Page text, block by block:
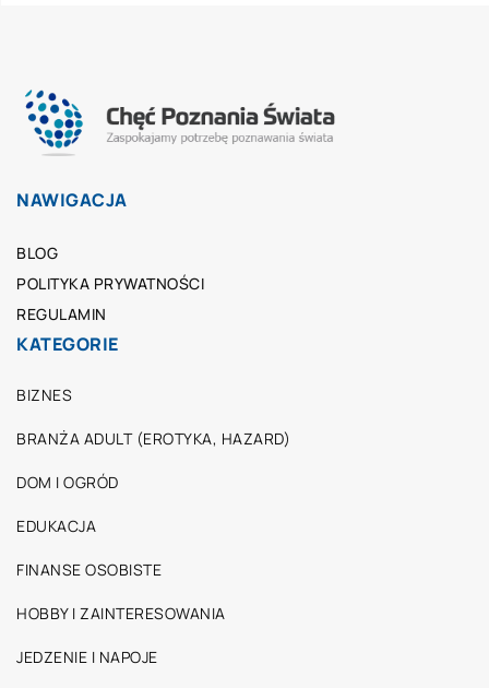
NAWIGACJA
BLOG
POLITYKA PRYWATNOŚCI
REGULAMIN
KATEGORIE
BIZNES
BRANŻA ADULT (EROTYKA, HAZARD)
DOM I OGRÓD
EDUKACJA
FINANSE OSOBISTE
HOBBY I ZAINTERESOWANIA
JEDZENIE I NAPOJE